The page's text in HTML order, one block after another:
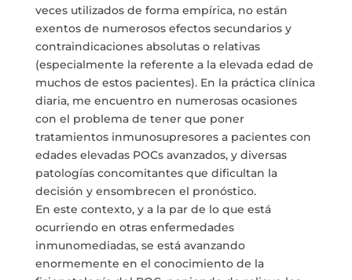
veces utilizados de forma empírica, no están
exentos de numerosos efectos secundarios y
contraindicaciones absolutas o relativas
(especialmente la referente a la elevada edad de
muchos de estos pacientes). En la práctica clínica
diaria, me encuentro en numerosas ocasiones
con el problema de tener que poner
tratamientos inmunosupresores a pacientes con
edades elevadas POCs avanzados, y diversas
patologías concomitantes que dificultan la
decisión y ensombrecen el pronóstico.
En este contexto, y a la par de lo que está
ocurriendo en otras enfermedades
inmunomediadas, se está avanzando
enormemente en el conocimiento de la